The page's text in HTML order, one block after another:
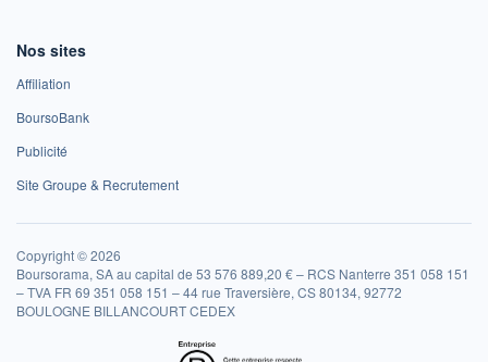
Nos sites
Affiliation
BoursoBank
Publicité
Site Groupe & Recrutement
Copyright © 2026
Boursorama, SA au capital de 53 576 889,20 € – RCS Nanterre 351 058 151
– TVA FR 69 351 058 151 – 44 rue Traversière, CS 80134, 92772
BOULOGNE BILLANCOURT CEDEX